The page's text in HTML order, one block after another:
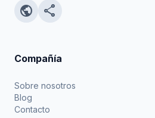
public share
Compañía
Sobre nosotros
Blog
Contacto